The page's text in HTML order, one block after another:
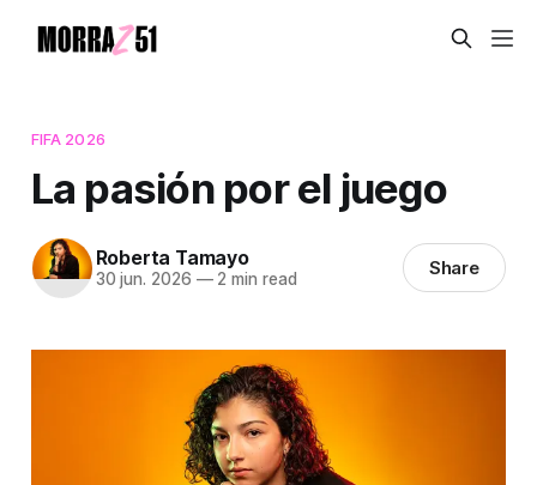
FIFA 2026
La pasión por el juego
Roberta Tamayo
30 jun. 2026 —2 min read Share